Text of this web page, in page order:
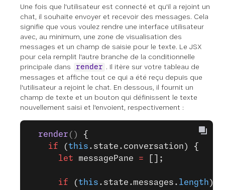
Une fois que l'utilisateur est connecté et qu'il a rejoint un
chat, il souhaite envoyer et recevoir des messages. Cela
signifie que vous voulez rendre une interface utilisateur
avec, au minimum, une zone de visualisation des
messages et un champ de saisie pour le texte. Le JSX
pour cela remplit l'autre branche de la conditionnelle
principale dans
render . Il itère sur votre tableau de
messages et affiche tout ce qui a été reçu depuis que
l'utilisateur a rejoint le chat. En dessous, il fournit un
champ de texte et un bouton qui définissent le texte
nouvellement saisi et l'envoient, respectivement :
  render
() {
    if
(this .state.conversation) {
      let
messagePane = [];
      if
(this .state.messages. length ) {